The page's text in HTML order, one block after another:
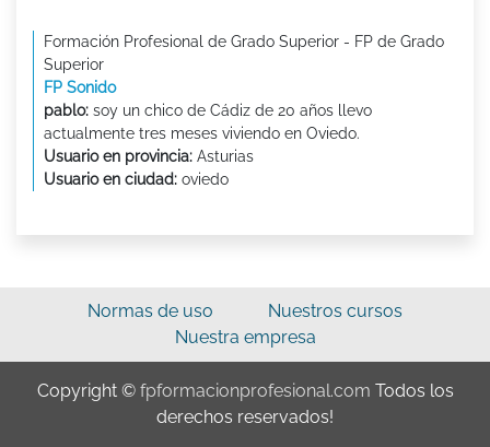
Formación Profesional de Grado Superior - FP de Grado
Superior
FP Sonido
pablo: soy un chico de Cádiz de 20 años llevo
actualmente tres meses viviendo en Oviedo.
Usuario en provincia: Asturias
Usuario en ciudad: oviedo
Normas de uso
Nuestros cursos
Nuestra empresa
Copyright © fpformacionprofesional.com Todos los
derechos reservados!